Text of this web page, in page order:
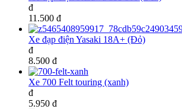
đ
11.500 đ
Xe đạp điện Yasaki 18A+ (Đỏ)
đ
8.500 đ
Xe 700 Felt touring (xanh)
đ
5.950 đ